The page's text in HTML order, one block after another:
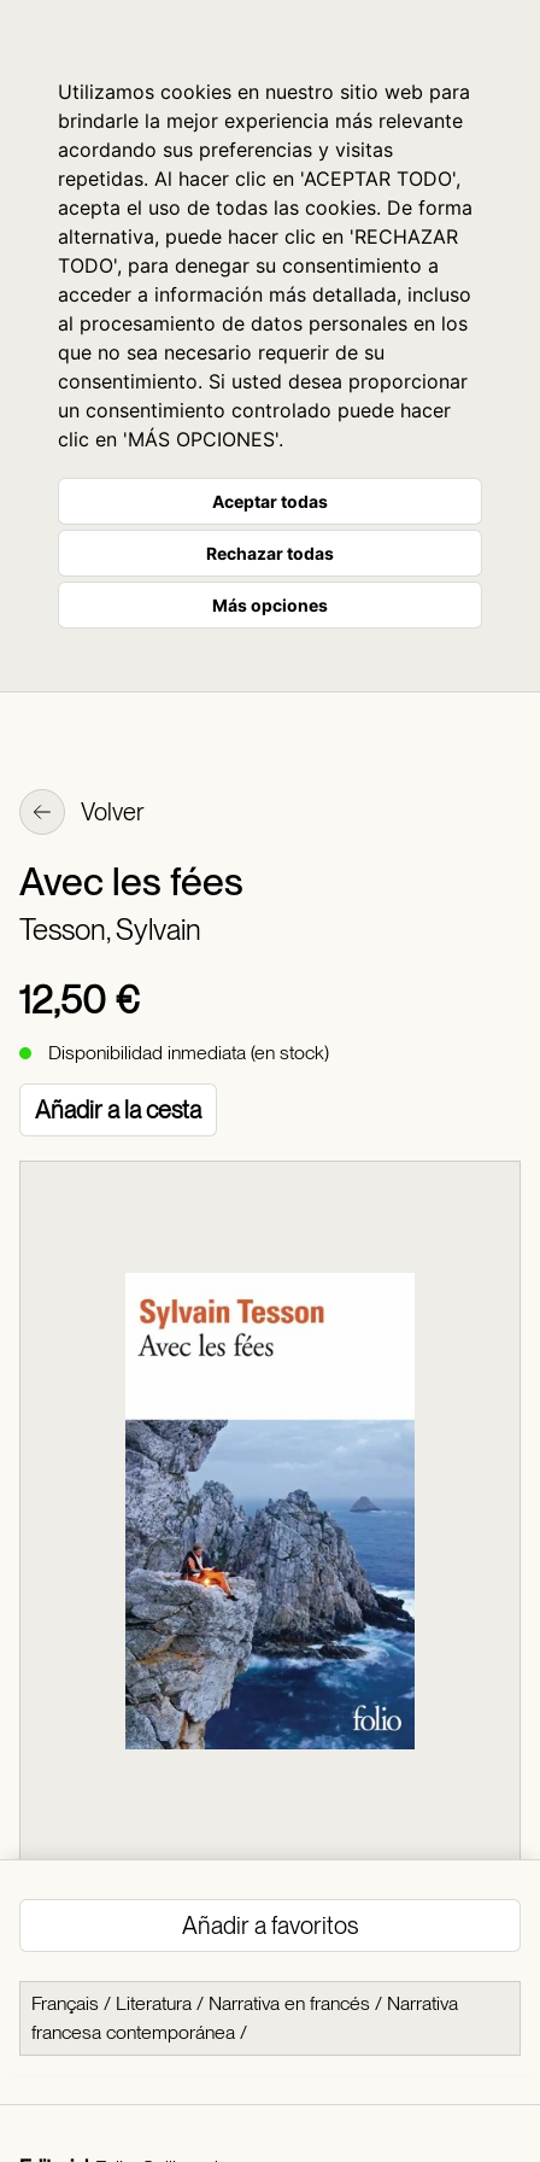
Utilizamos cookies en nuestro sitio web para
brindarle la mejor experiencia más relevante
acordando sus preferencias y visitas
repetidas. Al hacer clic en 'ACEPTAR TODO',
acepta el uso de todas las cookies. De forma
alternativa, puede hacer clic en 'RECHAZAR
TODO', para denegar su consentimiento a
acceder a información más detallada, incluso
al procesamiento de datos personales en los
que no sea necesario requerir de su
consentimiento. Si usted desea proporcionar
un consentimiento controlado puede hacer
clic en 'MÁS OPCIONES'.
Aceptar todas
Rechazar todas
Más opciones
Volver
Avec les fées
Tesson, Sylvain
12,50 €
Disponibilidad inmediata (en stock)
Añadir a la cesta
Añadir a favoritos
Français / Literatura / Narrativa en francés / Narrativa
francesa contemporánea /